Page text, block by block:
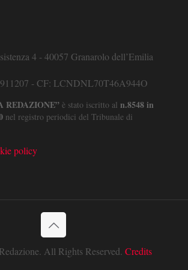
4 - 40057 Granarolo dell’Emilia
- CF: LCNDNL70T46A944O
REDAZIONE” è stato iscritto al n.8548 in
nel registro periodici del Tribunale di
policy
All Rights Reserved. Credits